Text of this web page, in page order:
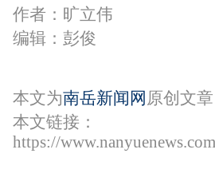
作者：旷立伟
编辑：彭俊
本文为南岳新闻网 原创文
本文链接：
https://